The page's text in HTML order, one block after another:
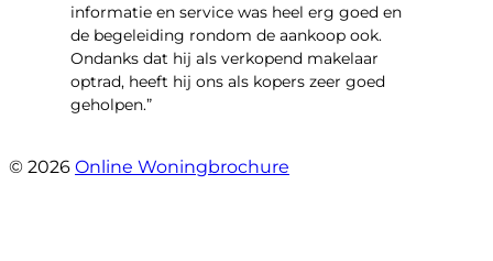
informatie en service was heel erg goed en
de begeleiding rondom de aankoop ook.
Ondanks dat hij als verkopend makelaar
optrad, heeft hij ons als kopers zeer goed
geholpen.”
© 2026 Online Woningbrochure